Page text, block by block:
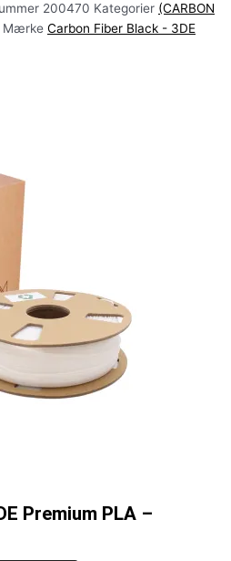
200470 Kategorier (CARBON
Mærke Carbon Fiber Black - 3DE
Premium PLA –